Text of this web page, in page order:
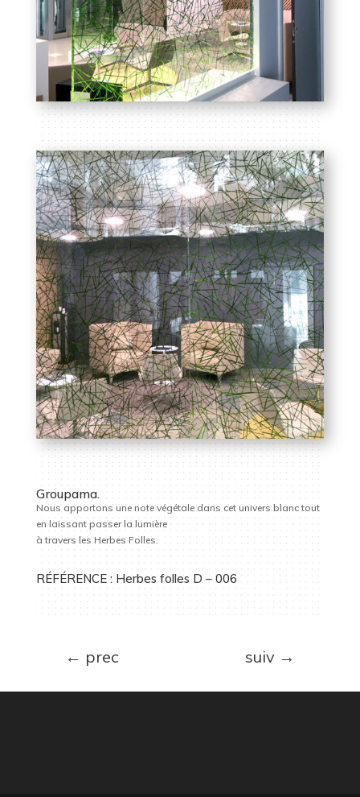
Groupama.
Nous apportons une note végétale dans cet univers blanc tout
en laissant passer la lumière
à travers les Herbes Folles.
RÉFÉRENCE : Herbes folles D – 006
← prec suiv →